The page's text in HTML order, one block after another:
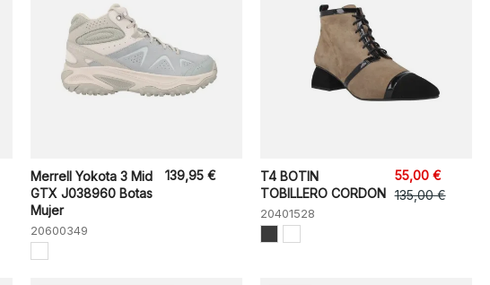
Merrell Yokota 3 Mid
GTX J038960 Botas
Mujer
20600349
139,95 €
T4 BOTIN
TOBILLERO CORDON
20401528
55,00 €
135,00 €